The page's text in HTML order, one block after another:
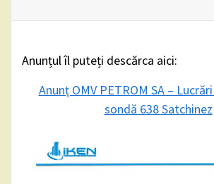
Anunțul îl puteți descărca aici:
Anunț OMV PETROM SA –
sondă 638 Satchinez